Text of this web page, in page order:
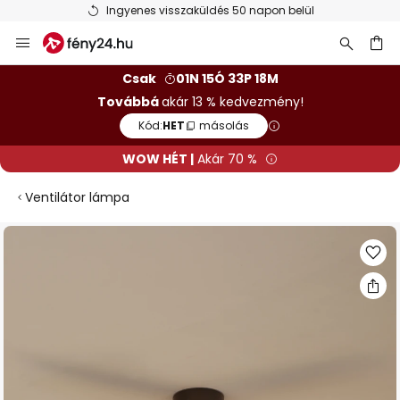
Ingyenes visszaküldés 50 napon belül
Ugrás
a
Csak
01N 15Ó 33P 18M
Továbbáakár 13 % kedvezmény!
Kód:HET másolás
WOW HÉT | Akár 70 %
Ventilátor lámpa
Ugrás